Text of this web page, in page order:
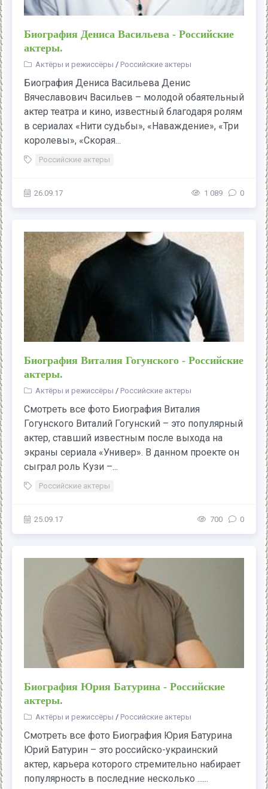
Биография Дениса Васильева - Российские
актеры.
Актёры и режиссёры / Российские актеры
Биография Дениса Васильева Денис
Вячеславович Васильев – молодой обаятельный
актер театра и кино, известный благодаря ролям
в сериалах «Нити судьбы», «Наваждение», «Три
королевы», «Скорая...
Российские актеры
26.09.17 1 089 0
Биография Виталия Гогунского - Российские
актеры.
Актёры и режиссёры / Российские актеры
Смотреть все фото Биография Виталия
Гогунского Виталий Гогунский – это популярный
актер, ставший известным после выхода на
экраны сериала «Универ». В данном проекте он
сыграл роль Кузи –...
Российские актеры
25.09.17 700 0
Биография Юрия Батурина - Российские
актеры.
Актёры и режиссёры / Российские актеры
Смотреть все фото Биография Юрия Батурина
Юрий Батурин – это российско-украинский
актер, карьера которого стремительно набирает
популярность в последние несколько ......